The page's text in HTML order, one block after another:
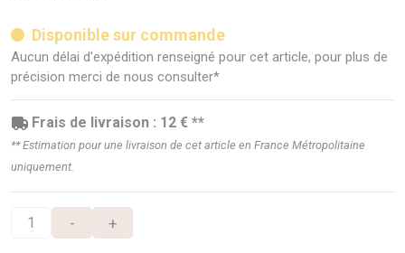
Disponible sur commande
Aucun délai d'expédition renseigné pour cet article, pour plus de
précision merci de nous consulter*
Frais de livraison : 12 € **
** Estimation pour une livraison de cet article en France Métropolitaine
uniquement.
- +